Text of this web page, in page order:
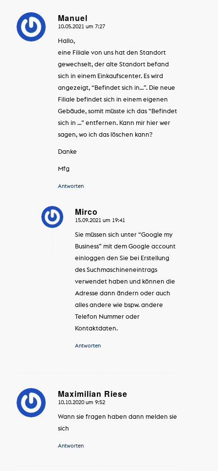
Manuel
sagte:
10.05.2021 um 7:27
Hallo,
eine Filiale von uns hat den Standort
gewechselt, der alte Standort befand
sich in einem Einkaufscenter. Es wird
angezeigt, “Befindet sich in…”. Die neue
Filiale befindet sich in einem eigenen
Gebäude, somit müsste ich das “Befindet
sich in …” entfernen. Kann mir hier wer
sagen, wo ich das löschen kann?
Danke
Mfg
Antworten
Mirco
sagte:
15.09.2021 um 19:41
Sie müssen sich unter “Google my
Business” mit dem Google account
einloggen den Sie bei Erstellung
des Suchmaschineneintrags
verwendet haben und können die
Adresse dann ändern oder auch
alles andere wie bspw. andere
Telefon Nummer oder
Kontaktdaten.
Antworten
Maximilian Riese
sagte:
10.10.2020 um 9:52
Wann sie fragen haben dann melden sie
sich
Antworten